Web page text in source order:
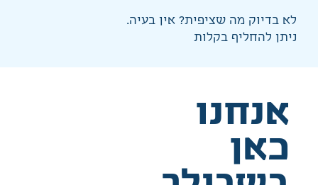
לא בדיוק מה שציפית? אין בעיה.
ניתן להחליף בקלות
אנחנו
כאן